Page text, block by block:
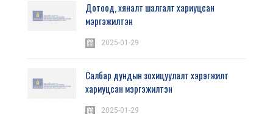
Дотоод, хяналт шалгалт хариуцсан
мэргэжилтэн
2025-01-29
Салбар дундын зохицуулалт хэрэгжилт
хариуцсан мэргэжилтэн
2025-01-29